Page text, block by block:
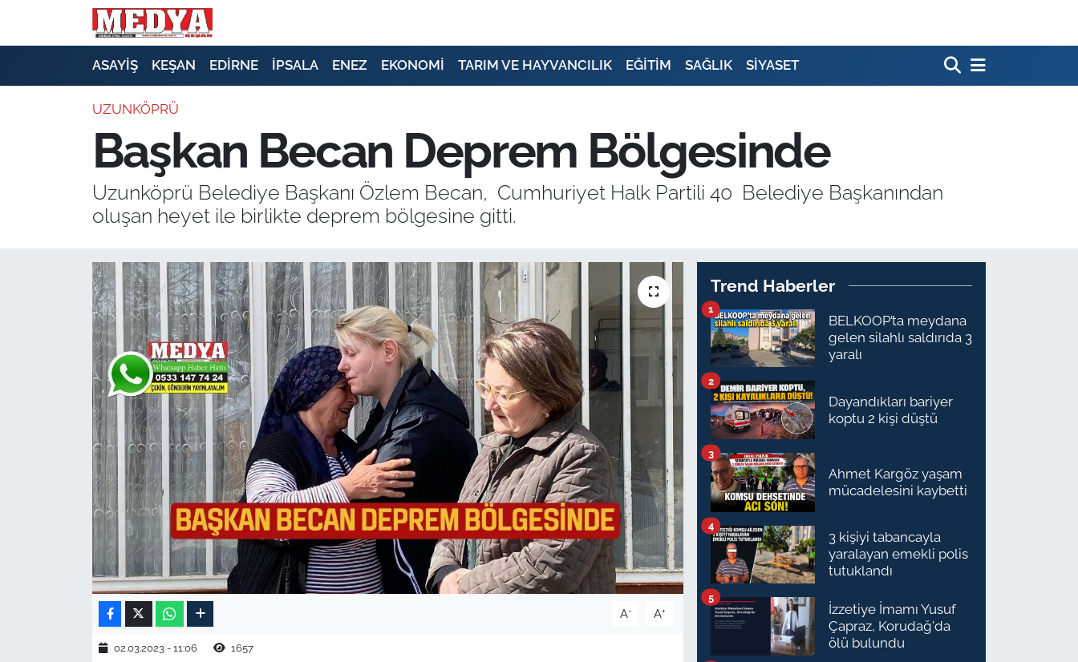
ASAYİŞ KEŞAN EDİRNE İPSALA ENEZ EKONOMİ TARIM VE HAYVANCILIK EĞİTİM SAĞLIK SİYASET
UZUNKÖPRÜ
Başkan Becan Deprem Bölgesinde
Uzunköprü Belediye Başkanı Özlem Becan, Cumhuriyet Halk Partili 40 Belediye Başkanından
oluşan heyet ile birlikte deprem bölgesine gitti.
A- A+
02.03.2023 - 11:06 1657
Trend Haberler
BELKOOP’ta meydana
gelen silahlı saldırıda 3
yaralı
1
Dayandıkları bariyer
koptu 2 kişi düştü
2
Ahmet Kargöz yaşam
mücadelesini kaybetti
3
3 kişiyi tabancayla
yaralayan emekli polis
tutuklandı
4
İzzetiye İmamı Yusuf
Çapraz, Korudağ'da
ölü bulundu
5
E-GAZETE
SİYASET
GÜNDEM
EKONOMİ
SAĞLIK
TARIM VE HAYVANCILIK
KÜLTÜR SANAT
RESMİ İLAN
EDİRNE